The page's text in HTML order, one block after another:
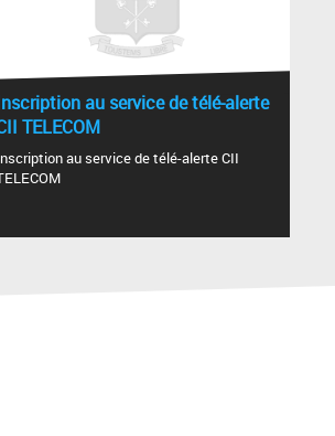
au service de télé-alerte
TELECOM
au service de télé-alerte CII